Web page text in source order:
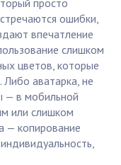
просто
ошибки,
впечатление
слишком
цветов, которые
аватарка, не
— в мобильной
или слишком
— копирование